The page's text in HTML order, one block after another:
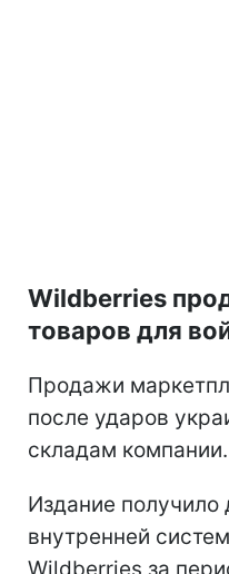
Wildberries
товаров для
Продажи
после ударов
складам компании.
Издание
внутренней
Wildberries за